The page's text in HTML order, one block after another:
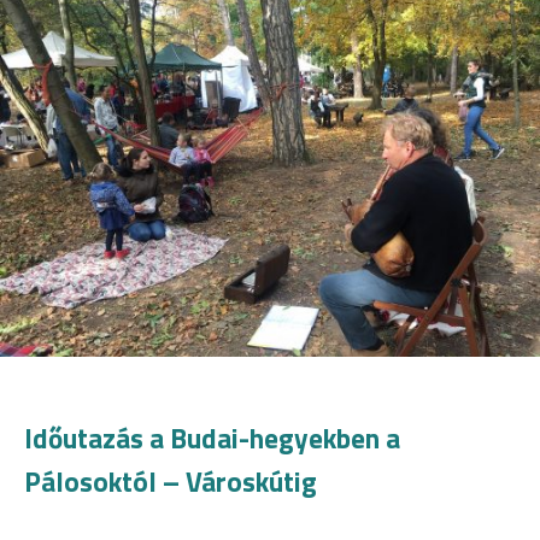
Időutazás a Budai-hegyekben a
Pálosoktól – Városkútig